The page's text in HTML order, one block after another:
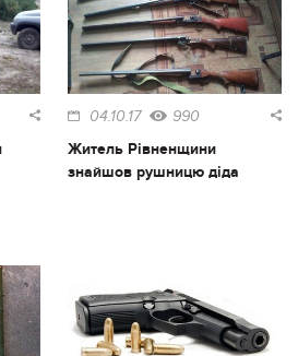
04.10.17 990
Житель Рівненщини
знайшов рушницю діда